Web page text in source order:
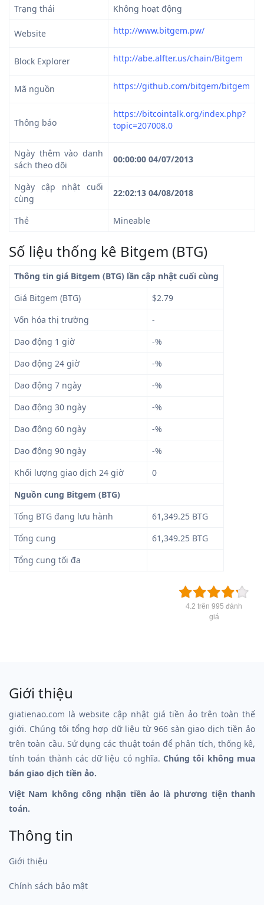
Trạng thái Không hoạt động
Website http://www.bitgem.pw/
Block Explorer http://abe.alfter.us/chain/Bitgem
Mã nguồn https://github.com/bitgem/bitgem
Thông báo
https://bitcointalk.org/index.php?
topic=207008.0
Ngày thêm vào danh
sách theo dõi
00:00:00 04/07/2013
Ngày cập nhật cuối
cùng
22:02:13 04/08/2018
Thẻ Mineable
Số liệu thống kê Bitgem (BTG)
Thông tin giá Bitgem (BTG) lần cập nhật cuối cùng
Giá Bitgem (BTG)
$2.79
Vốn hóa thị trường
-
Dao động 1 giờ
-%
Dao động 24 giờ
-%
Dao động 7 ngày
-%
Dao động 30 ngày
-%
Dao động 60 ngày
-%
Dao động 90 ngày
-%
Khối lượng giao dịch 24 giờ
0
Nguồn cung Bitgem (BTG)
Tổng BTG đang lưu hành
61,349.25 BTG
Tổng cung
61,349.25 BTG
Tổng cung tối đa
4.2 trên 995 đánh
giá
Giới thiệu
giatienao.com là website cập nhật giá tiền ảo trên toàn thế
giới. Chúng tôi tổng hợp dữ liệu từ 966 sàn giao dịch tiền ảo
trên toàn cầu. Sử dụng các thuật toán để phân tích, thống kê,
tính toán thành các dữ liệu có nghĩa.Chúng tôi không mua
bán giao dịch tiền ảo.
Việt Nam không công nhận tiền ảo là phương tiện thanh
toán.
Thông tin
Giới thiệu
Chính sách bảo mật